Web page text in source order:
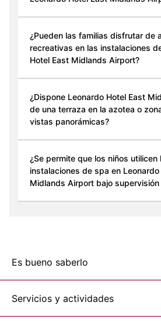
¿Pueden las familias disfrutar de
recreativas en las instalaciones
Hotel East Midlands Airport?
¿Dispone Leonardo Hotel East
de una terraza en la azotea o
vistas panorámicas?
¿Se permite que los niños utilicen
instalaciones de spa en Leonardo
Midlands Airport bajo supervisión
Es bueno saberlo
Servicios y actividades